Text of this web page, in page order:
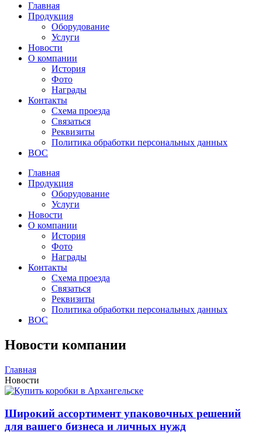
Главная
Продукция
Оборудование
Услуги
Новости
О компании
История
Фото
Награды
Контакты
Схема проезда
Связаться
Реквизиты
Политика обработки персональных данных
ВОС
Главная
Продукция
Оборудование
Услуги
Новости
О компании
История
Фото
Награды
Контакты
Схема проезда
Связаться
Реквизиты
Политика обработки персональных данных
ВОС
Новости компании
Главная
Новости
Широкий ассортимент упаковочных решений
для вашего бизнеса и личных нужд